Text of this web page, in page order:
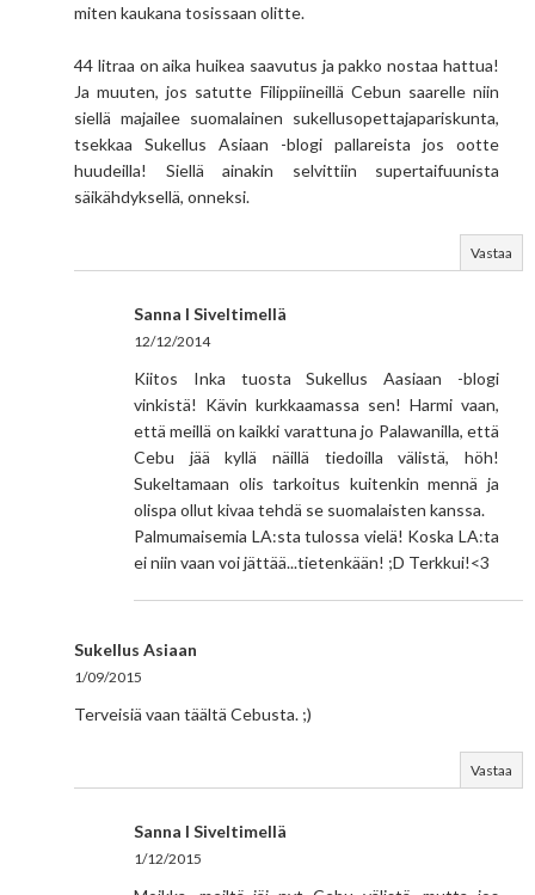
miten kaukana tosissaan olitte.
44 litraa on aika huikea saavutus ja pakko nostaa hattua!
Ja muuten, jos satutte Filippiineillä Cebun saarelle niin
siellä majailee suomalainen sukellusopettajapariskunta,
tsekkaa Sukellus Asiaan -blogi pallareista jos ootte
huudeilla! Siellä ainakin selvittiin supertaifuunista
säikähdyksellä, onneksi.
Vastaa
Sanna I Siveltimellä
12/12/2014
Kiitos Inka tuosta Sukellus Aasiaan -blogi
vinkistä! Kävin kurkkaamassa sen! Harmi vaan,
että meillä on kaikki varattuna jo Palawanilla, että
Cebu jää kyllä näillä tiedoilla välistä, höh!
Sukeltamaan olis tarkoitus kuitenkin mennä ja
olispa ollut kivaa tehdä se suomalaisten kanssa.
Palmumaisemia LA:sta tulossa vielä! Koska LA:ta
ei niin vaan voi jättää...tietenkään! ;D Terkkui!<3
Sukellus Asiaan
1/09/2015
Terveisiä vaan täältä Cebusta. ;)
Vastaa
Sanna I Siveltimellä
1/12/2015